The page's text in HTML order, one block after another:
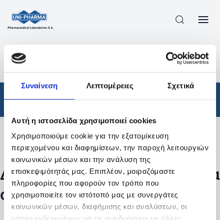
Συναίνεση Λεπτομέρειες Σχετικά
Αυτή η ιστοσελίδα χρησιμοποιεί cookies
Χρησιμοποιούμε cookie για την εξατομίκευση
περιεχομένου και διαφημίσεων, την παροχή λειτουργιών
κοινωνικών μέσων και την ανάλυση της
επισκεψιμότητάς μας. Επιπλέον, μοιραζόμαστε
πληροφορίες που αφορούν τον τρόπο που
χρησιμοποιείτε τον ιστότοπό μας με συνεργάτες
κοινωνικών μέσων, διαφήμισης και αναλύσεων, οι
οποίοι ενδεχομένως να τις συνδυάσουν με άλλες
ΠΡΟΪΟΝΤΑ
ΑΠΟΤΕΛΕΣΜΑΤΑ ΑΝΑΖΗΤΗΣΗΣ
Φάρμακα
Φίλτρα
Δεν βρέθηκαν προϊόντα με τα
συγκεκριμένα φίλτρα